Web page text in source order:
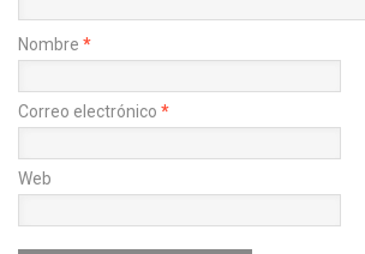
Nombre *
Correo electrónico *
Web